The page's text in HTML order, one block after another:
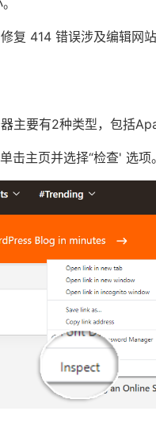
复 414 错误涉及编辑网
主要有2种类型，包括
击主页并选择“检查' 选项。